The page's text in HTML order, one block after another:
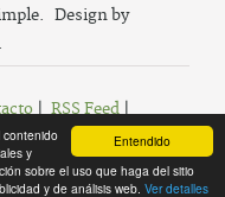
Entendido
contenido
y
sobre el uso que haga del sitio
y de análisis web. Ver detalles
Design by
.
| RSS Feed|